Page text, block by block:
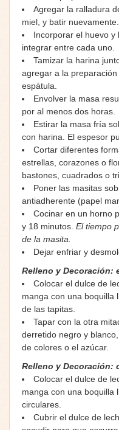
Agregar la ralladura
miel, y batir nuevamente.
Incorporar el huevo y
integrar entre cada uno.
Tamizar la harina
agregar a la
espátula.
Envolver la masa
por al menos dos horas.
Estirar la masa fría
con harina. El espesor
Cortar diferentes
estrellas, corazones o
bastones, cuadrados o
Poner las masitas
antiadherente (papel
Cocinar en un horno
y 18 minutos. El tiempo
de la masita.
Dejar enfriar y
Relleno y Decoración:
Colocar el dulce de
manga con una boquilla
de las tapitas.
Tapar con la otra
derretido negro y
de colores o el azúcar.
Relleno y Decoración:
Colocar el dulce de
manga con una boquilla
circulares.
Cubrir el dulce de